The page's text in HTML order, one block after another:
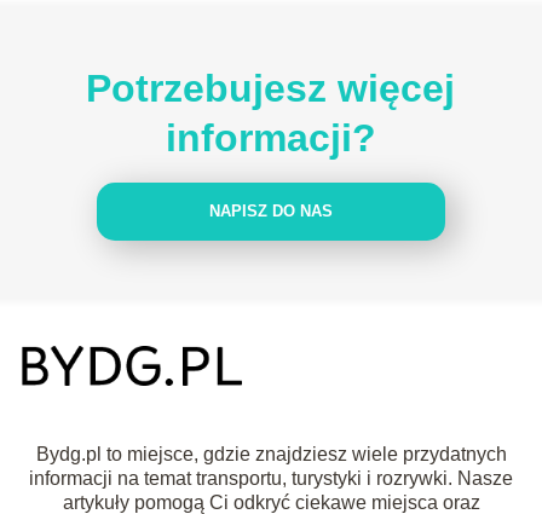
Potrzebujesz więcej
informacji?
NAPISZ DO NAS
Bydg.pl to miejsce, gdzie znajdziesz wiele przydatnych
informacji na temat transportu, turystyki i rozrywki. Nasze
artykuły pomogą Ci odkryć ciekawe miejsca oraz